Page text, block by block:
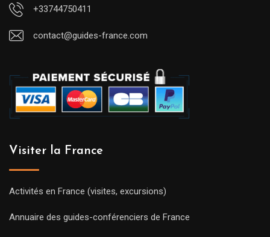
+33744750411
contact@guides-france.com
Visiter la France
Activités en France (visites, excursions)
Annuaire des guides-conférenciers de France